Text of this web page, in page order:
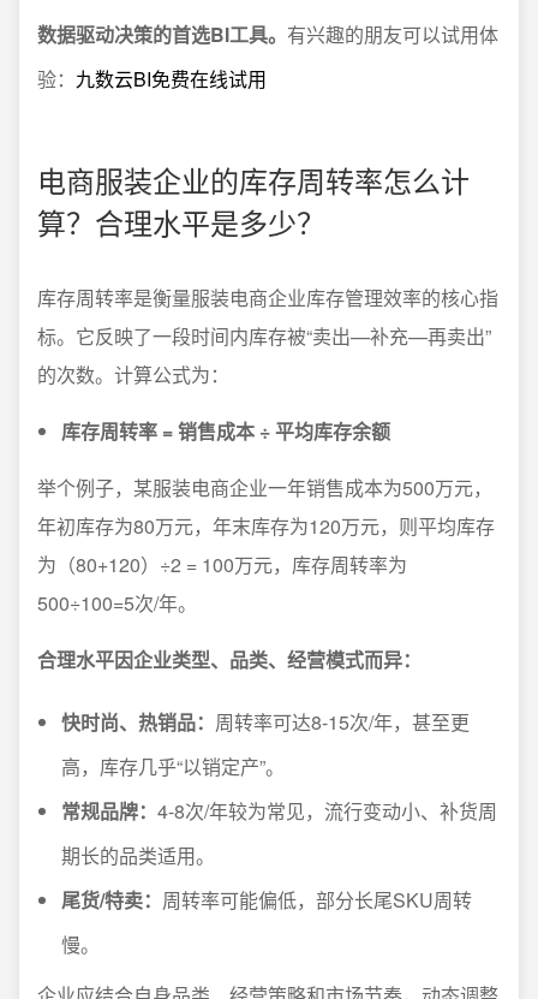
数据驱动决策的首选BI工具。 有兴趣的朋友可以试用体
验： 九数云BI免费在线试用
电商服装企业的库存周转率怎么计
算？合理水平是多少？
库存周转率是衡量服装电商企业库存管理效率的核心指
标。它反映了一段时间内库存被“卖出—补充—再卖出”
的次数。计算公式为：
库存周转率 = 销售成本 ÷ 平均库存余额
举个例子，某服装电商企业一年销售成本为500万元，
年初库存为80万元，年末库存为120万元，则平均库存
为（80+120）÷2 = 100万元，库存周转率为
500÷100=5次/年。
合理水平因企业类型、品类、经营模式而异：
快时尚、热销品： 周转率可达8-15次/年，甚至更
高，库存几乎“以销定产”。
常规品牌： 4-8次/年较为常见，流行变动小、补货周
期长的品类适用。
尾货/特卖： 周转率可能偏低，部分长尾SKU周转
慢。